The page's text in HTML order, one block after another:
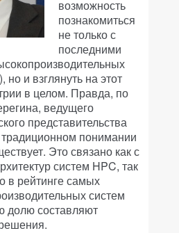
возможность
познакомиться
не только с
последними
и взглянуть на этот
в целом. Правда, по
ведущего
представительства
понимании
Это связано как с
систем HPC, так
в рейтинге самых
систем
долю составляют